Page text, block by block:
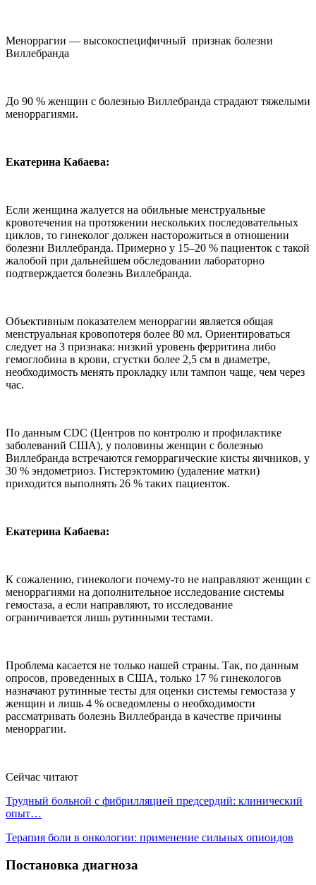
Меноррагии — высокоспецифичный признак болезни
Виллебранда
До 90 % женщин с болезнью Виллебранда страдают тяжелыми
меноррагиями.
Екатерина Кабаева:
Если женщина жалуется на обильные менструальные
кровотечения на протяжении нескольких последовательных
циклов, то гинеколог должен насторожиться в отношении
болезни Виллебранда. Примерно у 15–20 % пациенток с такой
жалобой при дальнейшем обследовании лабораторно
подтверждается болезнь Виллебранда.
Объективным показателем меноррагии является общая
менструальная кровопотеря более 80 мл. Ориентироваться
следует на 3 признака: низкий уровень ферритина либо
гемоглобина в крови, сгустки более 2,5 см в диаметре,
необходимость менять прокладку или тампон чаще, чем через
час.
По данным CDC (Центров по контролю и профилактике
заболеваний США), у половины женщин с болезнью
Виллебранда встречаются геморрагические кисты яичников, у
30 % эндометриоз. Гистерэктомию (удаление матки)
приходится выполнять 26 % таких пациенток.
Екатерина Кабаева:
К сожалению, гинекологи почему-то не направляют женщин с
меноррагиями на дополнительное исследование системы
гемостаза, а если направляют, то исследование
ограничивается лишь рутинными тестами.
Проблема касается не только нашей страны. Так, по данным
опросов, проведенных в США, только 17 % гинекологов
назначают рутинные тесты для оценки системы гемостаза у
женщин и лишь 4 % осведомлены о необходимости
рассматривать болезнь Виллебранда в качестве причины
меноррагии.
Сейчас читают
Трудный больной с фибрилляцией предсердий: клинический
опыт…
Терапия боли в онкологии: применение сильных опиоидов
Постановка диагноза